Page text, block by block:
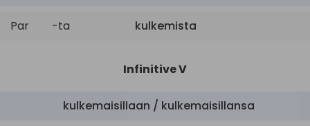
Par -ta kulkemista
Infinitive V
kulkemaisillaan / kulkemaisillansa